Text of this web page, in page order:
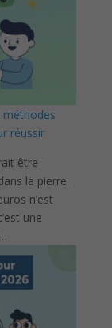
méthodes
réussir
être
la pierre.
n’est
une